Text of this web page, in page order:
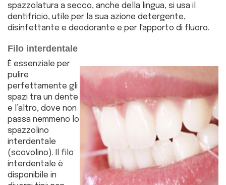
spazzolatura a secco, anche della lingua, si usa il
dentifricio, utile per la sua azione detergente,
disinfettante e deodorante e per l'apporto di fluoro.
Filo interdentale
È essenziale per
pulire
perfettamente gli
spazi tra un dente
e l’altro, dove non
passa nemmeno lo
spazzolino
interdentale
(scovolino). Il filo
interdentale è
disponibile in